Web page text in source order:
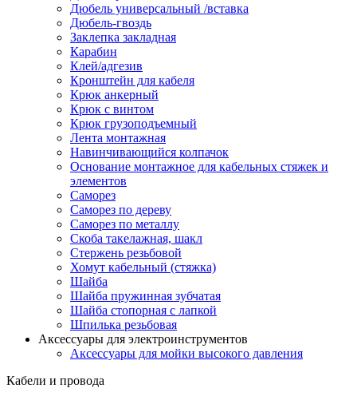
Дюбель универсальный /вставка
Дюбель-гвоздь
Заклепка закладная
Карабин
Клей/адгезив
Кронштейн для кабеля
Крюк анкерный
Крюк с винтом
Крюк грузоподъемный
Лента монтажная
Навинчивающийся колпачок
Основание монтажное для кабельных стяжек и
элементов
Саморез
Саморез по дереву
Саморез по металлу
Скоба такелажная, шакл
Стержень резьбовой
Хомут кабельный (стяжка)
Шайба
Шайба пружинная зубчатая
Шайба стопорная с лапкой
Шпилька резьбовая
Аксессуары для электроинструментов
Аксессуары для мойки высокого давления
Кабели и провода